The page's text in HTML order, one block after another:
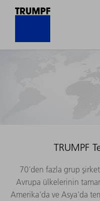
TRUMPF
70'den fazla grup
Avrupa ülkelerinin
Amerika'da ve Asya'da